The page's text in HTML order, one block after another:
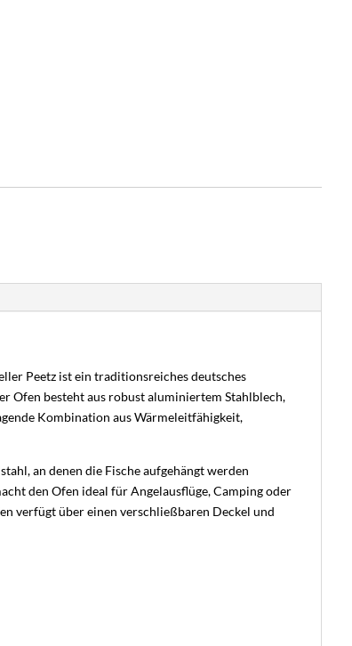
Peetz ist ein traditionsreiches deutsches
Ofen besteht aus robust aluminiertem Stahlblech,
Kombination aus Wärmeleitfähigkeit,
an denen die Fische aufgehängt werden
den Ofen ideal für Angelausflüge, Camping oder
verfügt über einen verschließbaren Deckel und